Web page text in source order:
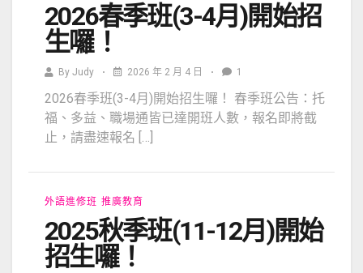
2026春季班(3-4月)開始招
生囉！
By Judy 2026 年 2 月 4 日 1
2026春季班(3-4月)開始招生囉！ 春季班公告：托
福、多益、職場通皆已達開班人數，報名即將截
止，請盡速報名 […]
外語進修班 推廣教育
2025秋季班(11-12月)開始
招生囉！